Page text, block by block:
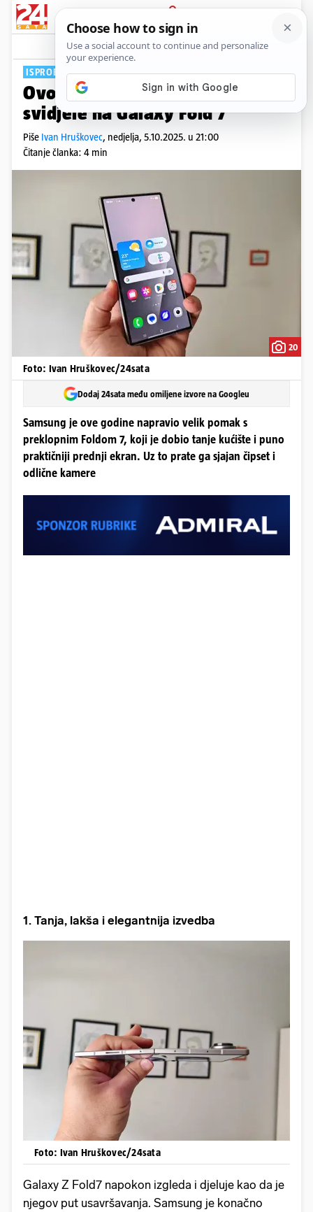
PRIJAVA
Tech Komentari
ISPROBALI SMO
Ovo je 7 stvari koje su nam se
svidjele na Galaxy Fold 7
Piše Ivan Hruškovec, nedjelja, 5.10.2025. u 21:00
Čitanje članka: 4 min
20
Foto: Ivan Hruškovec/24sata
Dodaj 24sata među omiljene izvore na Googleu
Samsung je ove godine napravio velik pomak s
preklopnim Foldom 7, koji je dobio tanje kućište i puno
praktičniji prednji ekran. Uz to prate ga sjajan čipset i
odlične kamere
1. Tanja, lakša i elegantnija izvedba
Foto: Ivan Hruškovec/24sata
Galaxy Z Fold7 napokon izgleda i djeluje kao da je
njegov put usavršavanja. Samsung je konačno